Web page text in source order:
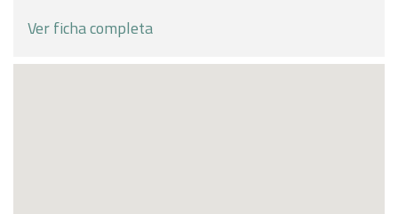
Ver ficha completa